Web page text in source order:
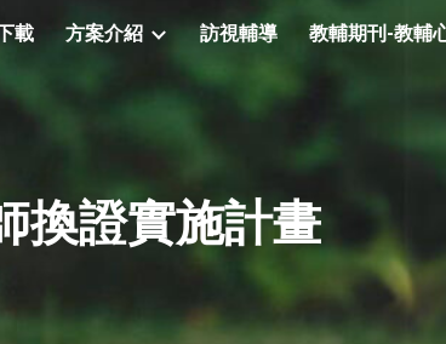
to navigation
載 方案介紹 訪視輔導 教輔期刊-教輔
換證實施計畫